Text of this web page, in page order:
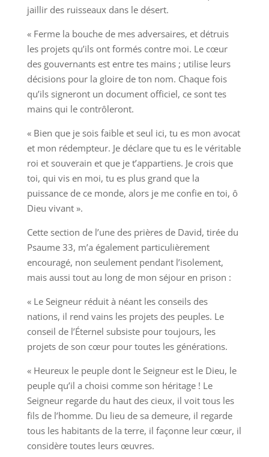
jaillir des ruisseaux dans le désert.
« Ferme la bouche de mes adversaires, et détruis
les projets qu’ils ont formés contre moi. Le cœur
des gouvernants est entre tes mains ; utilise leurs
décisions pour la gloire de ton nom. Chaque fois
qu’ils signeront un document officiel, ce sont tes
mains qui le contrôleront.
« Bien que je sois faible et seul ici, tu es mon avocat
et mon rédempteur. Je déclare que tu es le véritable
roi et souverain et que je t’appartiens. Je crois que
toi, qui vis en moi, tu es plus grand que la
puissance de ce monde, alors je me confie en toi, ô
Dieu vivant ».
Cette section de l’une des prières de David, tirée du
Psaume 33, m’a également particulièrement
encouragé, non seulement pendant l’isolement,
mais aussi tout au long de mon séjour en prison :
« Le Seigneur réduit à néant les conseils des
nations, il rend vains les projets des peuples. Le
conseil de l’Éternel subsiste pour toujours, les
projets de son cœur pour toutes les générations.
« Heureux le peuple dont le Seigneur est le Dieu, le
peuple qu’il a choisi comme son héritage ! Le
Seigneur regarde du haut des cieux, il voit tous les
fils de l’homme. Du lieu de sa demeure, il regarde
tous les habitants de la terre, il façonne leur cœur, il
considère toutes leurs œuvres.